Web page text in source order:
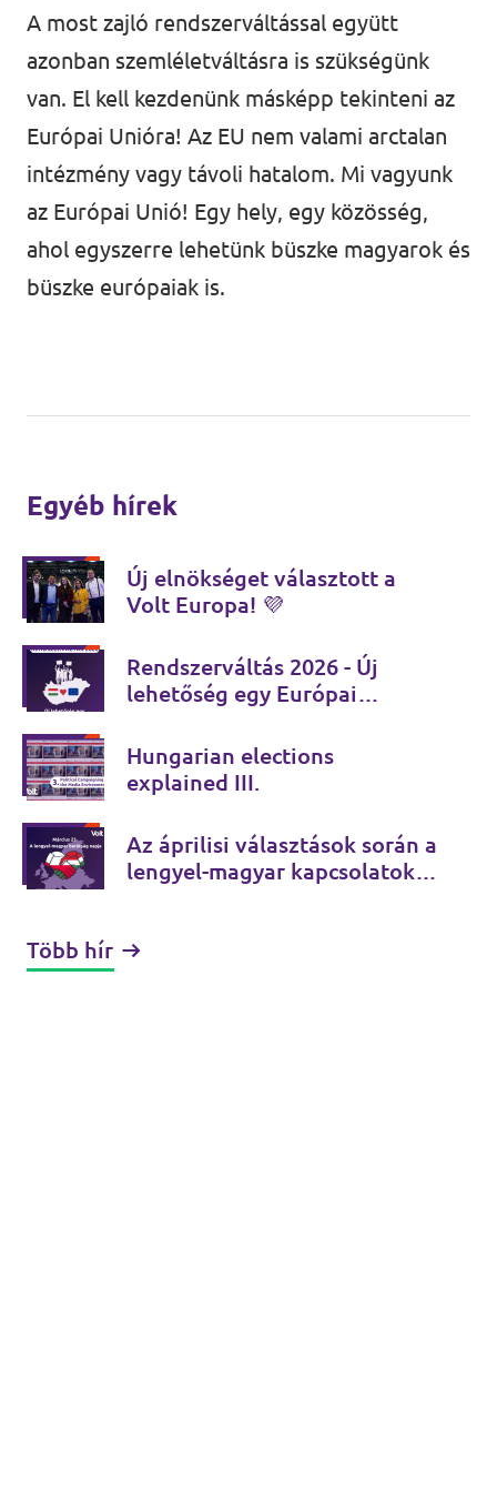
A most zajló rendszerváltással együtt
azonban szemléletváltásra is szükségünk
van. El kell kezdenünk másképp tekinteni az
Európai Unióra! Az EU nem valami arctalan
intézmény vagy távoli hatalom. Mi vagyunk
az Európai Unió! Egy hely, egy közösség,
ahol egyszerre lehetünk büszke magyarok és
büszke európaiak is.
Egyéb hírek
Új elnökséget választott a
Volt Europa! 💜
Rendszerváltás 2026 - Új
lehetőség egy Európai
Hungarian elections
explained III.
Az áprilisi választások során a
lengyel-magyar kapcsolatok
Több hír